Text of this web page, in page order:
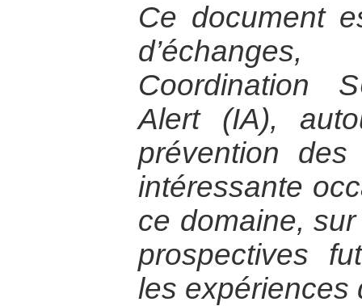
Ce document
Coordination
Alert (IA),
prévention
intéressante
ce domaine,
prospectives
les expériences